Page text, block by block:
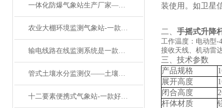
一体化防爆气象站生产厂家——一款夸夸其谈的超声波防爆气象站2024顺丰包邮
农业大棚环境监测气象站-一款珠联璧合农业室外气象站#2023已更新
输电线路在线监测系统是一款电力微环境监测站@万象环境
管式土壤水分监测仪——土壤墒情监测站有多牛？多层土层水分实时看
十二要素便携式气象站-一款好事多磨的多要素一体微型气象站#2023已更新
装使用。如卫星
二、 手摇式升降
工作温度：电动型-
接收天线、机动雷
三、技术参数
产品规格
展开高度
闭合高度
杆体材质